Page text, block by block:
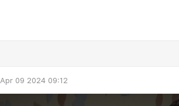
Apr 09 2024 09:12